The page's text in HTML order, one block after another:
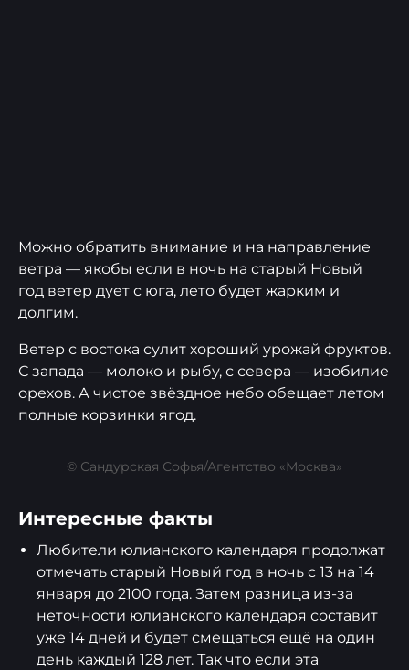
Можно обратить внимание и на направление
ветра — якобы если в ночь на старый Новый
год ветер дует с юга, лето будет жарким и
долгим.
Ветер с востока сулит хороший урожай фруктов.
С запада — молоко и рыбу, с севера — изобилие
орехов. А чистое звёздное небо обещает летом
полные корзинки ягод.
© Сандурская Софья/Агентство «Москва»
Интересные факты
Любители юлианского календаря продолжат
отмечать старый Новый год в ночь с 13 на 14
января до 2100 года. Затем разница из-за
неточности юлианского календаря составит
уже 14 дней и будет смещаться ещё на один
день каждый 128 лет. Так что если эта